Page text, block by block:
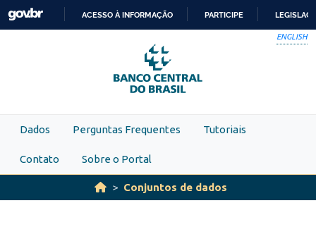
Skip to main content
PARA
O
CONTEÚDO
ACESSO À INFORMAÇÃO PARTICIPE
ENGLISH
Dados Perguntas Frequentes Tutoriais
Contato Sobre o Portal
Conjuntos de dados